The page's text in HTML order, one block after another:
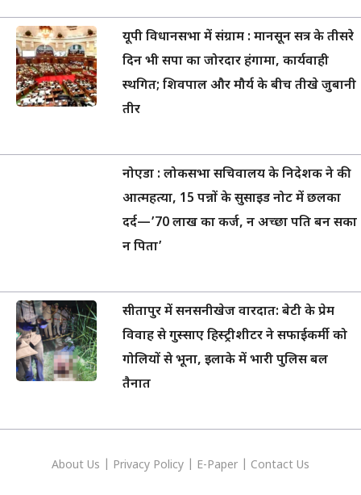
यूपी विधानसभा में संग्राम : मानसून सत्र के तीसरे
दिन भी सपा का जोरदार हंगामा, कार्यवाही
स्थगित; शिवपाल और मौर्य के बीच तीखे जुबानी
तीर
नोएडा : लोकसभा सचिवालय के निदेशक ने की
आत्महत्या, 15 पन्नों के सुसाइड नोट में छलका
दर्द—’70 लाख का कर्ज, न अच्छा पति बन सका
न पिता’
सीतापुर में सनसनीखेज वारदात: बेटी के प्रेम
विवाह से गुस्साए हिस्ट्रीशीटर ने सफाईकर्मी को
गोलियों से भूना, इलाके में भारी पुलिस बल
तैनात
About Us Privacy Policy E-Paper Contact Us